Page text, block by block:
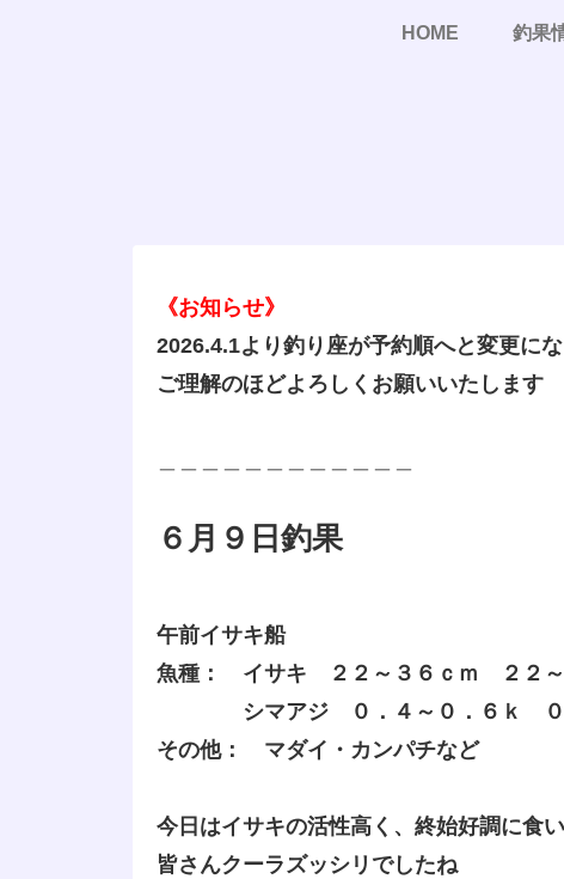
HOME 釣果
《お知らせ》
2026.4.1より釣り座が予約順へと変更に
ご理解のほどよろしくお願いいたします
６月９日釣果
午前イサキ船
魚種： イサキ ２２～３６ｃｍ ２２～
シマアジ ０．４～０．６ｋ ０
その他： マダイ・カンパチなど
今日はイサキの活性高く、終始好調に食
皆さんクーラズッシリでしたね